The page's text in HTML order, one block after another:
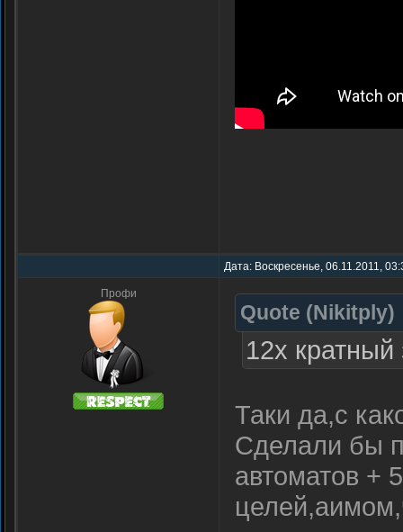
Дата: Воскресенье, 06.11.2011,
Профи
Quote (Nikitply)
12х кратный
Таки да,с
Сделали бы
автоматов +